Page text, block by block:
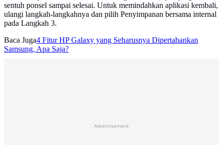
sentuh ponsel sampai selesai. Untuk memindahkan aplikasi kembali,
ulangi langkah-langkahnya dan pilih Penyimpanan bersama internal
pada Langkah 3.
Baca Juga4 Fitur HP Galaxy yang Seharusnya Dipertahankan
Samsung, Apa Saja?
Advertisement